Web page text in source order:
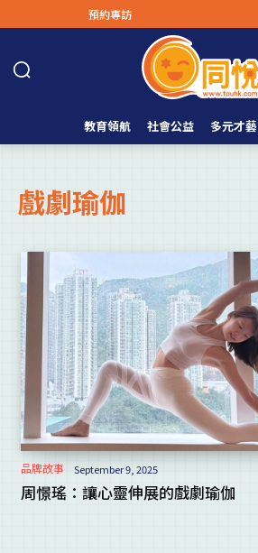
預約專訪
教育領航 社會公益 多元才藝
戲劇瑜伽
品牌故事 September 9, 2025
周憬瑤：讓心靈伸展的戲劇瑜伽